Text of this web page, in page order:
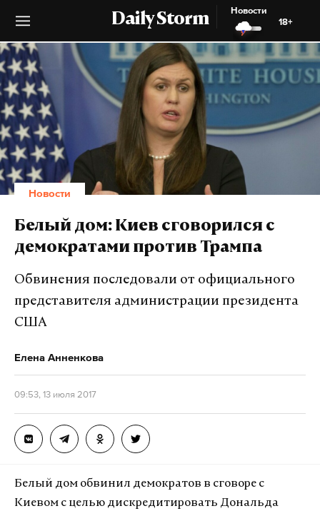
Daily Storm
Новости
18+
Новости
Белый дом: Киев сговорился с
демократами против Трампа
Обвинения последовали от официального
представителя администрации президента
США
Елена Анненкова
09:53, 13 июля 2017
Белый дом обвинил демократов в сговоре с
Киевом с целью дискредитировать Дональда